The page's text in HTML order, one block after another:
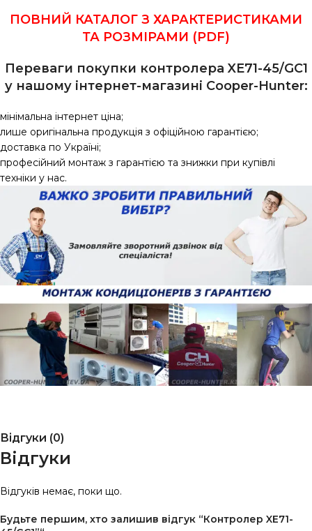
ПОВНИЙ КАТАЛОГ З ХАРАКТЕРИСТИКАМИ
ТА РОЗМІРАМИ (PDF)
Переваги покупки контролера XE71-45/GC1
у нашому інтернет-магазині Сooper-Hunter:
мінімальна інтернет ціна;
лише оригінальна продукція з офіційною гарантією;
доставка по Україні;
професійний монтаж з гарантією та знижки при купівлі
техніки у нас.
Відгуки (0)
Відгуки
Відгуків немає, поки що.
Будьте першим, хто залишив відгук “Контролер XE71-